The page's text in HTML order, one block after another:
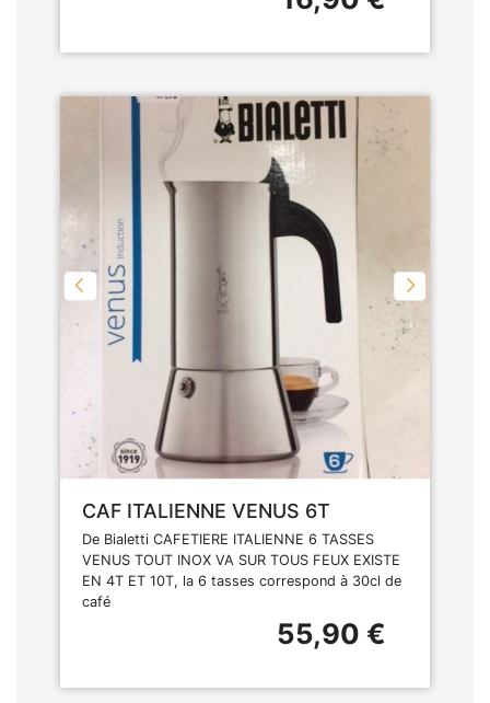
CAF ITALIENNE VENUS 6T
De Bialetti CAFETIERE ITALIENNE 6 TASSES
VENUS TOUT INOX VA SUR TOUS FEUX EXISTE
EN 4T ET 10T, la 6 tasses correspond à 30cl de
café
55,90 €